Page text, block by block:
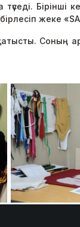
Бірінші
жеке
Соның